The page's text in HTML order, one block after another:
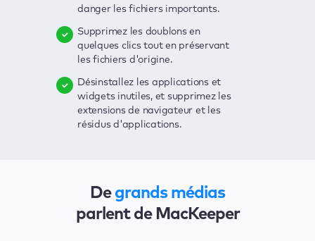
danger les fichiers importants.
Supprimez les doublons en
quelques clics tout en préservant
les fichiers d'origine.
Désinstallez les applications et
widgets inutiles, et supprimez les
extensions de navigateur et les
résidus d'applications.
publicitaires d'un seul clic.
Gardez un œil sur vos mots de
passe, vos numéros de carte
bancaire et d'autres informations
instantanément des alertes en cas
de violation.
Sécurisez votre connexion et
inutiles, virus, logiciels
obsolètes, etc.
Détectez les failles de sécurité
interface claire et pratique.
Solutionnez tous les problèmes en
quelques clics.
De grands médias
parlent de MacKeeper